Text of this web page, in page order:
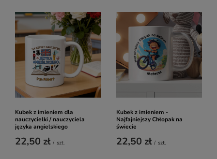
Kubek z imieniem dla
nauczycielki / nauczyciela
języka angielskiego
22,50 zł / szt.
Kubek z imieniem -
Najfajniejszy Chłopak na
świecie
22,50 zł / szt.